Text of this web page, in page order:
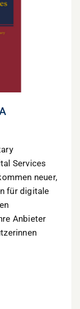
Services
neuer,
für digitale
Anbieter